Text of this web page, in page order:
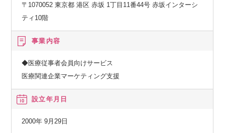
〒1070052 東京都 港区 赤坂 1丁目11番44号 赤坂インターシ
ティ10階
事業内容
◆医療従事者会員向けサービス
医療関連企業マーケティング支援
設立年月日
2000年 9月29日